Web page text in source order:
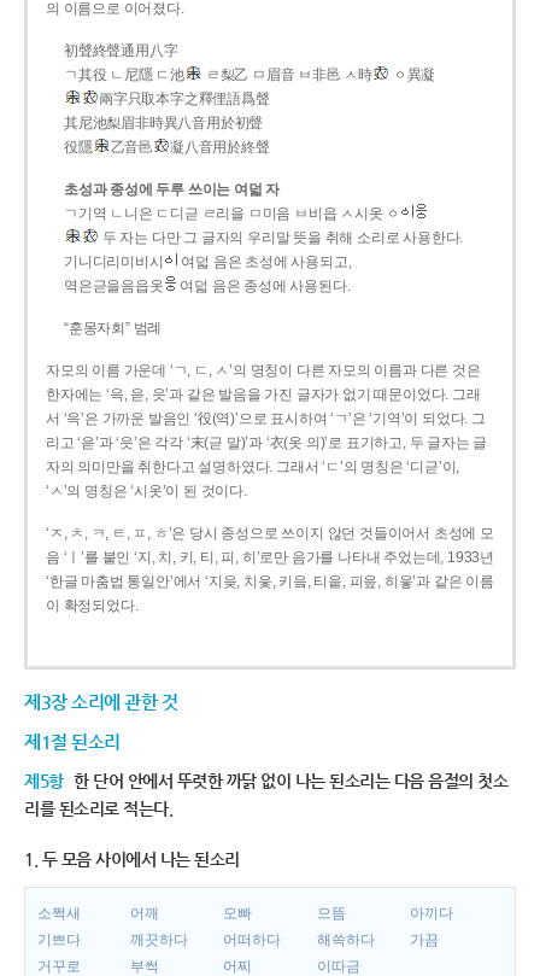
의 이름으로 이어졌다.
初聲終聲通用八字
ㄱ其役 ㄴ尼隱 ㄷ池
ㄹ梨乙 ㅁ眉音 ㅂ非邑 ㅅ時
ㆁ異凝
兩字只取本字之釋俚語爲聲
其尼池梨眉非時異八音用於初聲
役隱
乙音邑 凝八音用於終聲
초성과 종성에 두루 쓰이는 여덟 자
ㄱ기역 ㄴ니은 ㄷ디귿 ㄹ리을 ㅁ미음 ㅂ비읍 ㅅ시옷 ㆁ
두 자는 다만 그 글자의 우리말 뜻을 취해 소리로 사용한다.
기니디리미비시
여덟 음은 초성에 사용되고,
역은귿을음읍옷
여덟 음은 종성에 사용된다.
“훈몽자회” 범례
자모의 이름 가운데 ‘ㄱ, ㄷ, ㅅ’의 명칭이 다른 자모의 이름과 다른 것은
한자에는 ‘윽, 읃, 읏’과 같은 발음을 가진 글자가 없기 때문이었다. 그래
서 ‘윽’은 가까운 발음인 ‘役(역)’으로 표시하여 ‘ㄱ’은 ‘기역’이 되었다. 그
리고 ‘읃’과 ‘읏’은 각각 ‘末(귿 말)’과 ‘衣(옷 의)’로 표기하고, 두 글자는 글
자의 의미만을 취한다고 설명하였다. 그래서 ‘ㄷ’의 명칭은 ‘디귿’이,
‘ㅅ’의 명칭은 ‘시옷’이 된 것이다.
‘ㅈ, ㅊ, ㅋ, ㅌ, ㅍ, ㅎ’은 당시 종성으로 쓰이지 않던 것들이어서 초성에 모
음 ‘ㅣ’를 붙인 ‘지, 치, 키, 티, 피, 히’로만 음가를 나타내 주었는데, 1933년
‘한글 마춤법 통일안’에서 ‘지읒, 치읓, 키읔, 티읕, 피읖, 히읗’과 같은 이름
이 확정되었다.
제3장 소리에 관한 것
제1절 된소리
제5항 한 단어 안에서 뚜렷한 까닭 없이 나는 된소리는 다음 음절의 첫소
리를 된소리로 적는다.
1. 두 모음 사이에서 나는 된소리
소쩍새 어깨 오빠 으뜸
아끼다
기쁘다
깨끗하다 어떠하다 해쓱하다
가끔
거꾸로
부썩 어찌 이따금